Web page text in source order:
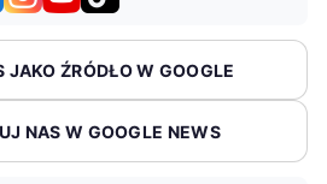
JAKO ŹRÓDŁO W GOOGLE
NAS W GOOGLE NEWS